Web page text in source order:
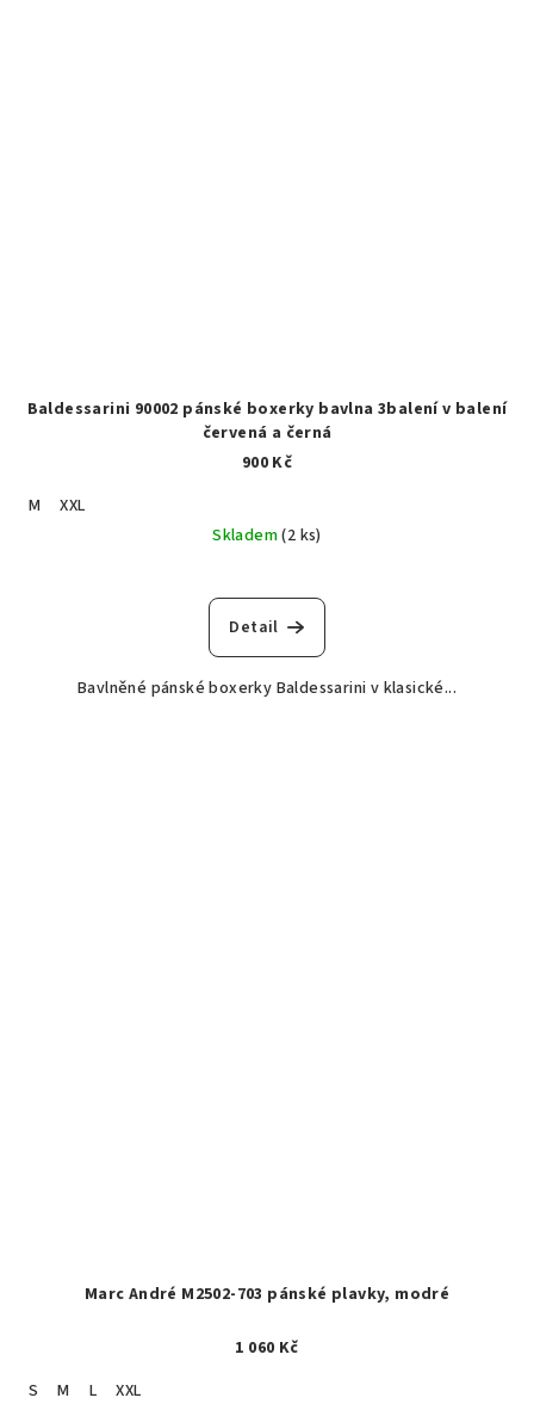
Baldessarini 90002 pánské boxerky bavlna 3balení v balení
červená a černá
900 Kč
M
XXL
Skladem(2 ks)
Detail
Bavlněné pánské boxerky Baldessarini v klasické...
Marc André M2502-703 pánské plavky, modré
1 060 Kč
S
M L
XXL